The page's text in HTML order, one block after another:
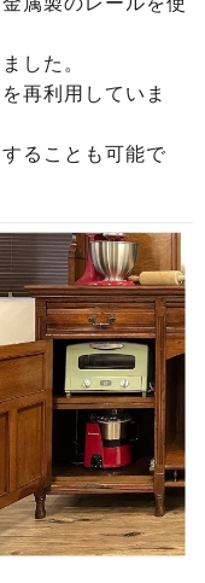
した。
再利用していま
ることも可能で